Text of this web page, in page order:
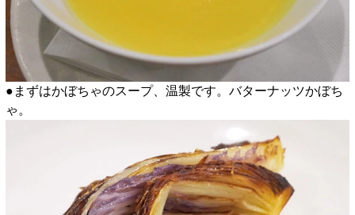
●まずはかぼちゃのスープ、温製です。バターナッツかぼち
ゃ。